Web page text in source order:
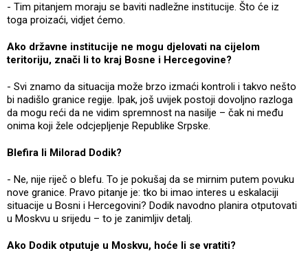
- Tim pitanjem moraju se baviti nadležne institucije. Što će iz
toga proizaći, vidjet ćemo.
Ako državne institucije ne mogu djelovati na cijelom
teritoriju, znači li to kraj Bosne i Hercegovine?
- Svi znamo da situacija može brzo izmaći kontroli i takvo nešto
bi nadišlo granice regije. Ipak, još uvijek postoji dovoljno razloga
da mogu reći da ne vidim spremnost na nasilje – čak ni među
onima koji žele odcjepljenje Republike Srpske.
Blefira li Milorad Dodik?
- Ne, nije riječ o blefu. To je pokušaj da se mirnim putem povuku
nove granice. Pravo pitanje je: tko bi imao interes u eskalaciji
situacije u Bosni i Hercegovini? Dodik navodno planira otputovati
u Moskvu u srijedu – to je zanimljiv detalj.
Ako Dodik otputuje u Moskvu, hoće li se vratiti?